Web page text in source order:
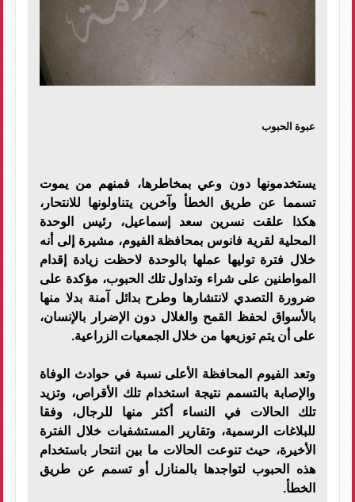
عبوة الحبوب
يستخدمونها دون وعي بمخاطرها، فمنهم من يموت
تسمما عن طريق الخطأ وآخرين يتناولونها للانتحار،
هكذا علقت نسرين سعد إسماعيل، رئيس الوحدة
المحلية لقرية فانوس بمحافظة الفيوم، مشيرة إلى أنه
خلال فترة توليها عملها بالوحدة لاحظت زيادة إقدام
المواطنين على شراء وتداول تلك الحبوب، مؤكدة على
ضرورة التصدي لانتشارها وطرح بدائل آمنة بدلا منها
بالأسواق لحفظ القمح والغلال دون الإضرار بالإنسان،
على أن يتم توزيعها من خلال الجمعيات الزراعية.
وتعد الفيوم المحافظة الأعلى نسبة في حوادث الوفاة
والإصابة بالتسمم نتيجة استخدام تلك الأقراص، وتزيد
تلك الحالات في النساء أكثر منها للرجال، وفقا
للبلاغات الرسمية، وتقارير المستشفيات خلال الفترة
الأخيرة، حيث تنوعت الحالات ما بين انتحار باستخدام
هذه الحبوب لتواجدها بالمنازل أو تسمم عن طريق
الخطأ.